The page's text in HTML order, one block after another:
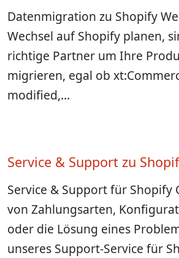
Datenmigration zu Shopify
Wechsel auf Shopify planen,
richtige Partner um Ihre
migrieren, egal ob
modified,…
Service & Support zu
Service & Support für
von Zahlungsarten,
oder die Lösung eines
unseres Support-Service für